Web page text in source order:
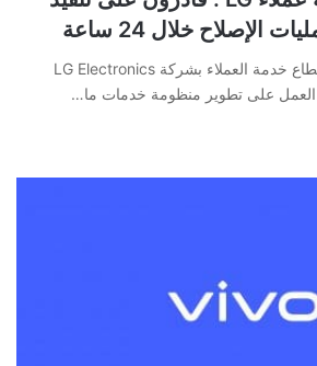
خلال 24 ساعة
أكد محمد سمير، رئيس قطاع خدمة العملاء بشركة LG Electronics
على تطوير منظومة خدمات ما…